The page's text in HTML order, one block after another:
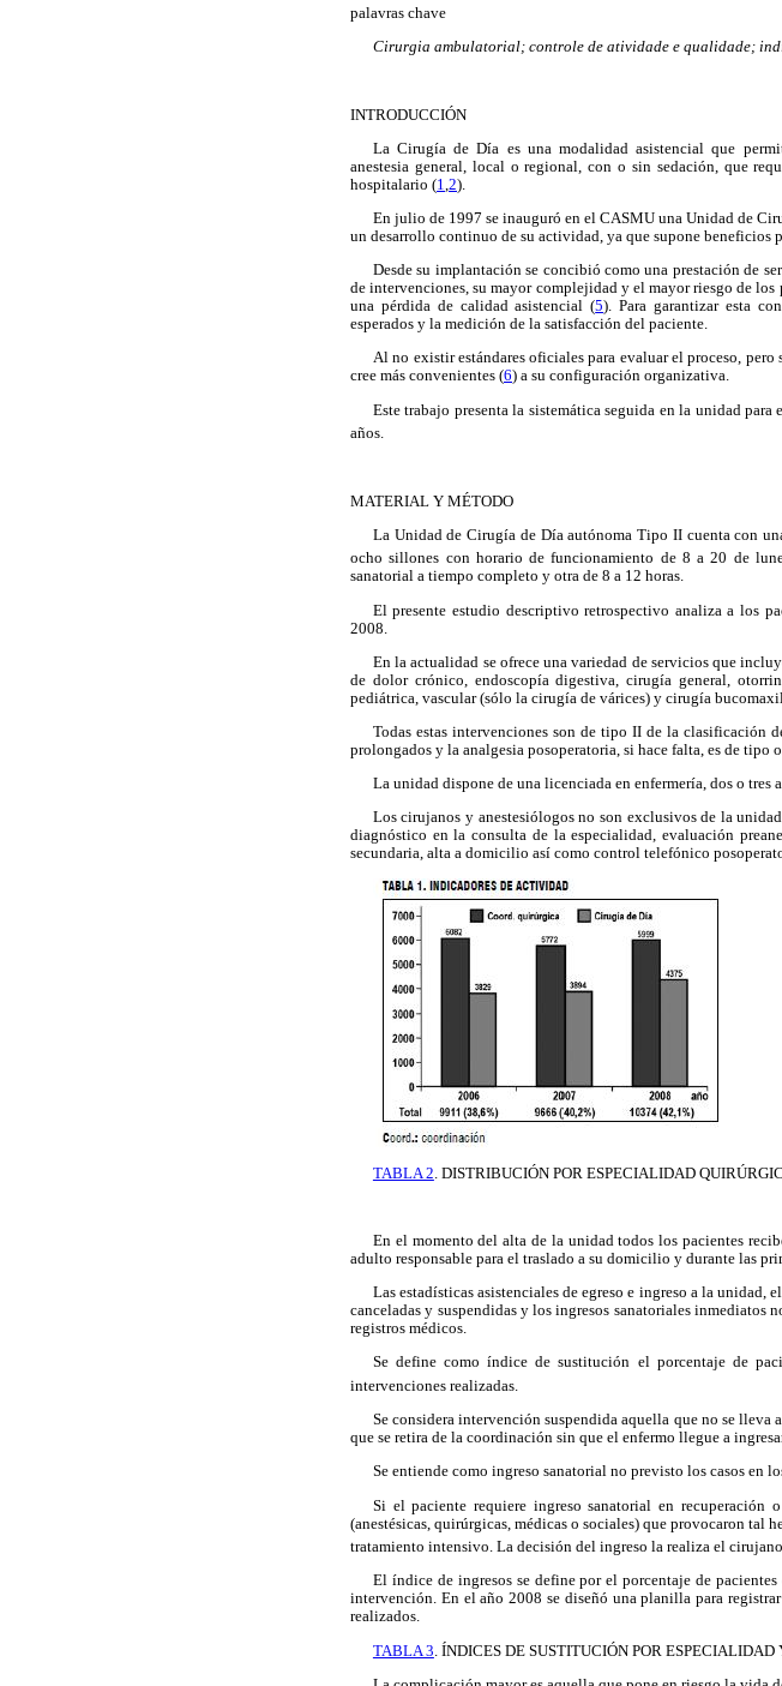
palavras chave
Cirurgia ambulatorial; controle de atividade e qualidade;
INTRODUCCIÓN
La Cirugía de Día es una modalidad asistencial que
anestesia general, local o regional, con o sin sedación, que
hospitalario (1 2).
En julio de 1997 se inauguró en el CASMU una Unidad de
un desarrollo continuo de su actividad, ya que supone
Desde su implantación se concibió como una prestación de
de intervenciones, su mayor complejidad y el mayor riesgo de
una pérdida de calidad asistencial (5). Para garantizar esta
esperados y la medición de la satisfacción del paciente.
Al no existir estándares oficiales para evaluar el proceso,
cree más convenientes (6) a su configuración organizativa.
Este trabajo presenta la sistemática seguida en la unidad
años.
MATERIAL Y MÉTODO
La Unidad de Cirugía de Día autónoma Tipo II cuenta con
ocho sillones con horario de funcionamiento de 8 a 20 de
sanatorial a tiempo completo y otra de 8 a 12 horas.
El presente estudio descriptivo retrospectivo analiza a los
2008.
En la actualidad se ofrece una variedad de servicios que
de dolor crónico, endoscopía digestiva, cirugía general,
pediátrica, vascular (sólo la cirugía de várices) y cirugía
Todas estas intervenciones son de tipo II de la clasificación
prolongados y la analgesia posoperatoria, si hace falta, es de tipo
La unidad dispone de una licenciada en enfermería, dos o
Los cirujanos y anestesiólogos no son exclusivos de la
diagnóstico en la consulta de la especialidad, evaluación
secundaria, alta a domicilio así como control telefónico
TABLA 2 . DISTRIBUCIÓN POR ESPECIALIDAD
En el momento del alta de la unidad todos los pacientes
adulto responsable para el traslado a su domicilio y durante las
Las estadísticas asistenciales de egreso e ingreso a la
canceladas y suspendidas y los ingresos sanatoriales
registros médicos.
Se define como índice de sustitución el porcentaje de
intervenciones realizadas.
Se considera intervención suspendida aquella que no se lleva
que se retira de la coordinación sin que el enfermo llegue a
Se entiende como ingreso sanatorial no previsto los casos en
Si el paciente requiere ingreso sanatorial en
(anestésicas, quirúrgicas, médicas o sociales) que provocaron tal
tratamiento intensivo. La decisión del ingreso la realiza el
El índice de ingresos se define por el porcentaje de
intervención. En el año 2008 se diseñó una planilla para
realizados.
TABLA 3 . ÍNDICES DE SUSTITUCIÓN POR ESPECIALIDAD